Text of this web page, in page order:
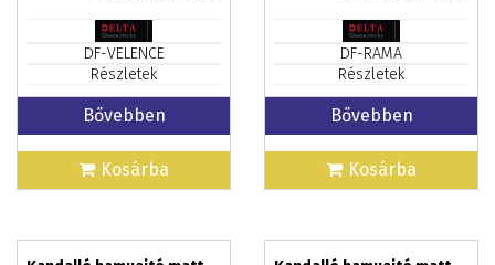
DF-VELENCE
Részletek
Bővebben
Kosárba
DF-RAMA
Részletek
Bővebben
Kosárba